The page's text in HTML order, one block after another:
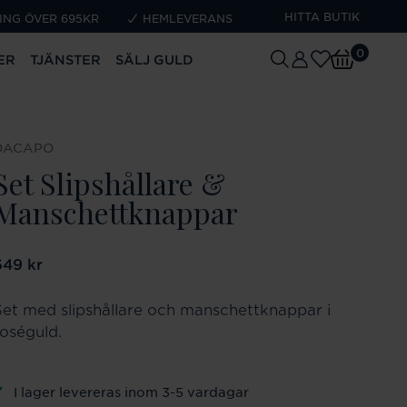
ÖVER 695KR HEMLEVERANS HITTA BUTIK
TJÄNSTER SÄLJ GULD 0
Slipshållare &
:649 kr
kr
med slipshållare och manschettknappar i
I lager levereras inom 3-5 vardagar